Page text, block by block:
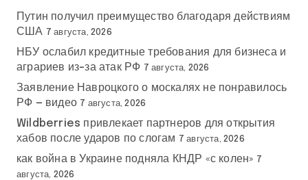
Путин получил преимущество благодаря действиям
США 7 августа, 2026
НБУ ослабил кредитные требования для бизнеса и
аграриев из-за атак РФ 7 августа, 2026
Заявление Навроцкого о москалях не понравилось
РФ — видео 7 августа, 2026
Wildberries привлекает партнеров для открытия
хабов после ударов по слогам 7 августа, 2026
как война в Украине подняла КНДР «с колен» 7
августа, 2026